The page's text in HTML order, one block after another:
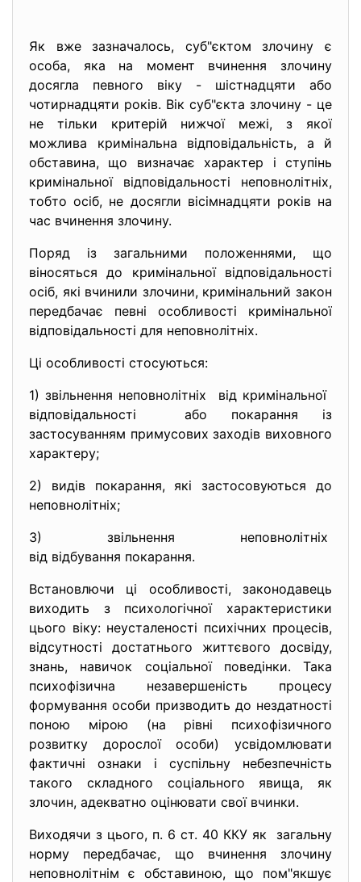
Як вже зазначалось, суб"єктом злочину є
особа, яка на момент вчинення злочину
досягла певного віку - шістнадцяти або
чотирнадцяти років. Вік суб"єкта злочину - це
не тільки критерій нижчої межі, з якої
можлива кримінальна відповідальність, а й
обставина, що визначає характер і ступінь
кримінальної відповідальності неповнолітніх,
тобто осіб, не досягли вісімнадцяти років на
час вчинення злочину.
Поряд із загальними положеннями, що
віносяться до кримінальної відповідальності
осіб, які вчинили злочини, кримінальний закон
передбачає певні особливості кримінальної
відповідальності для неповнолітніх.
Ці особливості стосуються:
1) звільнення неповнолітніх від кримінальної
відповідальності або покарання із
застосуванням примусових заходів виховного
характеру;
2) видів покарання, які застосовуються до
неповнолітніх;
3) звільнення неповнолітніх
від відбування покарання.
Встановлючи ці особливості, законодавець
виходить з психологічної характеристики
цього віку: неусталеності психічних процесів,
відсутності достатнього життєвого досвіду,
знань, навичок соціальної поведінки. Така
психофізична незавершеність процесу
формування особи призводить до нездатності
поною мірою (на рівні психофізичного
розвитку дорослої особи) усвідомлювати
фактичні ознаки і суспільну небезпечність
такого складного соціального явища, як
злочин, адекватно оцінювати свої вчинки.
Виходячи з цього, п. 6 ст. 40 ККУ як загальну
норму передбачає, що вчинення злочину
неповнолітнім є обставиною, що пом"якшує